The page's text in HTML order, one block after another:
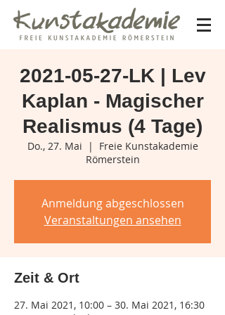
2021-05-27-LK | Lev
Kaplan - Magischer
Realismus (4 Tage)
Do., 27. Mai
  |
Freie Kunstakademie
Römerstein
Anmeldung abgeschlossen
Veranstaltungen ansehen
Zeit & Ort
27. Mai 2021, 10:00 – 30. Mai 2021, 16:30